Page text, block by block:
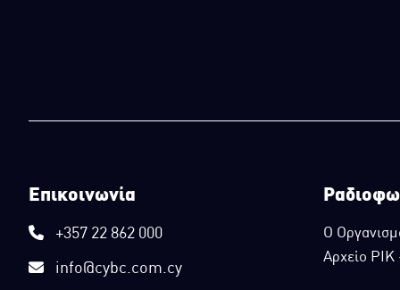
Επικοινωνία
+357 22 862 000
info@cybc.com.cy
Ο
Αρχείο